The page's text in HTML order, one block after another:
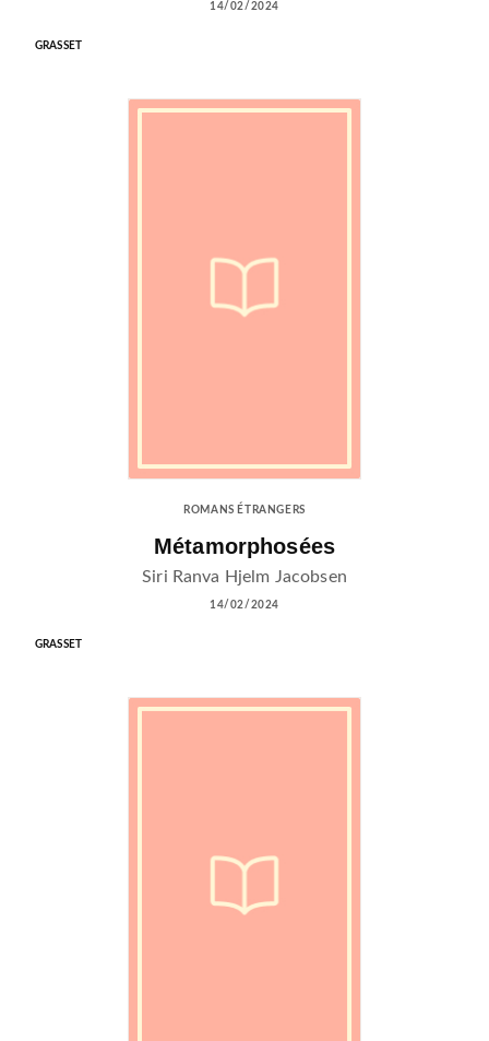
14/02/2024
GRASSET
ROMANS ÉTRANGERS
Métamorphosées
Siri Ranva Hjelm Jacobsen
14/02/2024
GRASSET